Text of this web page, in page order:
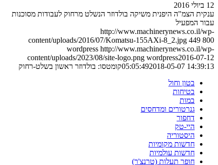
12 ביולי 2016
ענקית הצמ"ה היפנית משיקה בולדוזר הנשלט מרחוק לעבודות מסוכנות
עבור המפעיל
http://www.machinerynews.co.il/wp-
content/uploads/2016/07/Komatsu-155AXi-8_2.jpg 449 800
wordpress http://www.machinerynews.co.il/wp-
content/uploads/2023/08/site-logo.png wordpress2016-07-12
05:05:492018-05-07 14:39:13
קומטסו: בולדוזר ראשון בשלט-רחוק
בטון וחול
בטיחות
במות
גנרטורים ומדחסים
דחפור
היי-טק
היסטוריה
חדשות מקומיות
חדשות עולמיות
חופר תעלות (טרנצ'ר)